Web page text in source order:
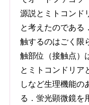
源説とミトコンド
と考えたのである
触するのはごく限
触部位（接触点）
とミトコンドリア
しなど生理機能の
る．蛍光顕微鏡を